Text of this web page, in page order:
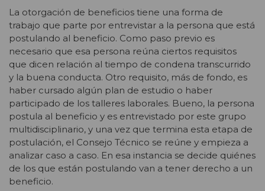
La otorgación de beneficios tiene una forma de
trabajo que parte por entrevistar a la persona que está
postulando al beneficio. Como paso previo es
necesario que esa persona reúna ciertos requisitos
que dicen relación al tiempo de condena transcurrido
y la buena conducta. Otro requisito, más de fondo, es
haber cursado algún plan de estudio o haber
participado de los talleres laborales. Bueno, la persona
postula al beneficio y es entrevistado por este grupo
multidisciplinario, y una vez que termina esta etapa de
postulación, el Consejo Técnico se reúne y empieza a
analizar caso a caso. En esa instancia se decide quiénes
de los que están postulando van a tener derecho a un
beneficio.